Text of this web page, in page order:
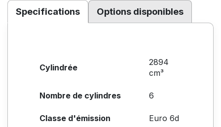
Specifications Options disponibles
Cylindrée
2894
cm³
Nombre de cylindres 6
Classe d'émission Euro 6d